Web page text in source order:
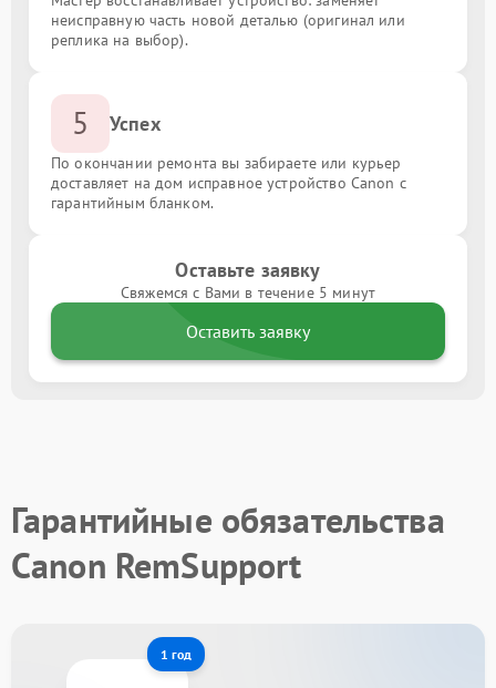
неисправную часть новой деталью (оригинал или
реплика на выбор).
5 Успех
По окончании ремонта вы забираете или курьер
доставляет на дом исправное устройство Canon с
гарантийным бланком.
Оставьте заявку
Свяжемся с Вами в течение 5 минут
Оставить заявку
Гарантийные обязательства
Canon RemSupport
1 год